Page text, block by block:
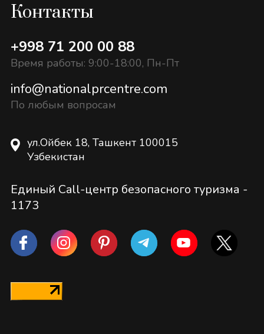
Контакты
+998 71 200 00 88
Время работы: 9:00-18:00, Пн-Пт
info@nationalprcentre.com
По любым вопросам
ул.Ойбек 18, Ташкент 100015
Узбекистан
Единый Call-центр безопасного туризма -
1173